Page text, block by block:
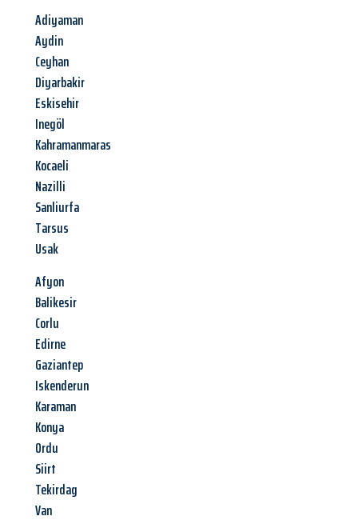
Adiyaman
Aydin
Ceyhan
Diyarbakir
Eskisehir
Inegöl
Kahramanmaras
Kocaeli
Nazilli
Sanliurfa
Tarsus
Usak
Afyon
Balikesir
Corlu
Edirne
Gaziantep
Iskenderun
Karaman
Konya
Ordu
Siirt
Tekirdag
Van